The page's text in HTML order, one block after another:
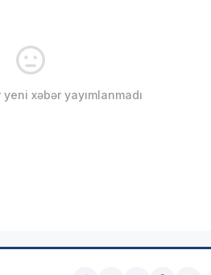
xəbər yayımlanmadı